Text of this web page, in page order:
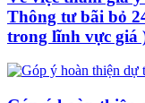
Thông tư bãi bỏ
trong lĩnh vực giá